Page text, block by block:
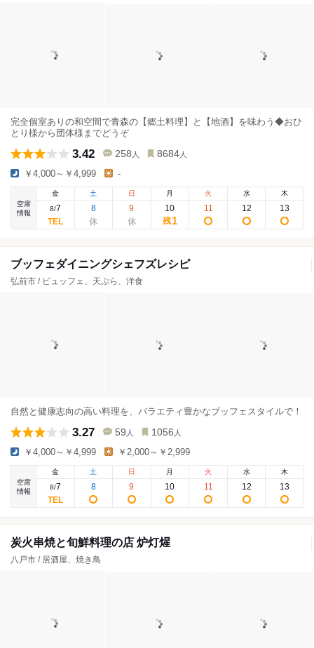
完全個室ありの和空間で青森の【郷土料理】と【地酒】を味わう◆おひ
とり様から団体様までどうぞ
3.42 258 人 8684 人
￥4,000～￥4,999 -
空席
情報
金
8/7
土
8
日
9
月
10
残1
火
11
水
12
木
13
ブッフェダイニングシェフズレシピ
弘前市 / ビュッフェ、天ぷら、洋食
自然と健康志向の高い料理を、バラエティ豊かなブッフェスタイルで！
3.27 59 人 1056 人
￥4,000～￥4,999 ￥2,000～￥2,999
空席
情報
金
8/7
土
8
日
9
月
10
火
11
水
12
木
13
炭火串焼と旬鮮料理の店 炉灯煋
八戸市 / 居酒屋、焼き鳥